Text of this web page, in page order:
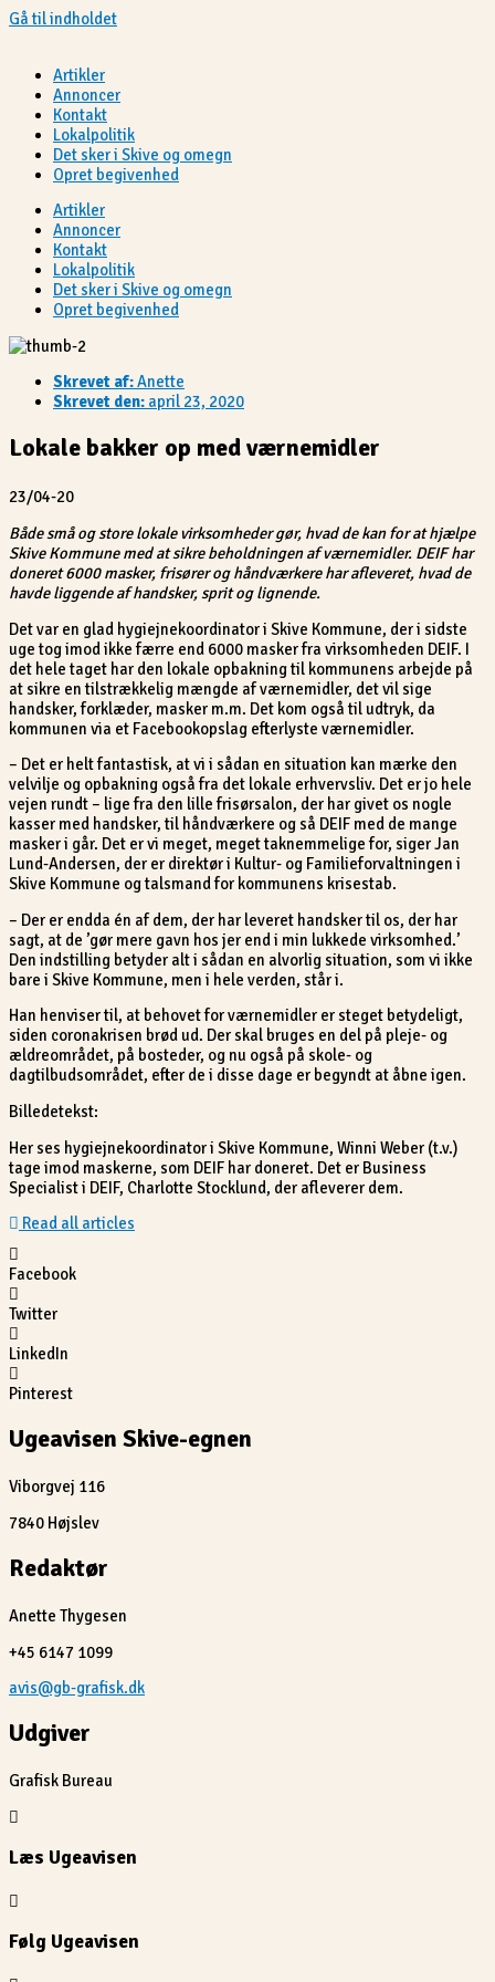
Gå til indholdet
Artikler
Annoncer
Kontakt
Lokalpolitik
Det sker i Skive og omegn
Opret begivenhed
Artikler
Annoncer
Kontakt
Lokalpolitik
Det sker i Skive og omegn
Opret begivenhed
Skrevet af:Anette
Skrevet den: april 23, 2020
Lokale bakker op med værnemidler
23/04-20
Både små og store lokale virksomheder gør, hvad de kan for at hjælpe
Skive Kommune med at sikre beholdningen af værnemidler. DEIF har
doneret 6000 masker, frisører og håndværkere har afleveret, hvad de
havde liggende af handsker, sprit og lignende.
Det var en glad hygiejnekoordinator i Skive Kommune, der i sidste
uge tog imod ikke færre end 6000 masker fra virksomheden DEIF. I
det hele taget har den lokale opbakning til kommunens arbejde på
at sikre en tilstrækkelig mængde af værnemidler, det vil sige
handsker, forklæder, masker m.m. Det kom også til udtryk, da
kommunen via et Facebookopslag efterlyste værnemidler.
– Det er helt fantastisk, at vi i sådan en situation kan mærke den
velvilje og opbakning også fra det lokale erhvervsliv. Det er jo hele
vejen rundt – lige fra den lille frisørsalon, der har givet os nogle
kasser med handsker, til håndværkere og så DEIF med de mange
masker i går. Det er vi meget, meget taknemmelige for, siger Jan
Lund-Andersen, der er direktør i Kultur- og Familieforvaltningen i
Skive Kommune og talsmand for kommunens krisestab.
– Der er endda én af dem, der har leveret handsker til os, der har
sagt, at de ’gør mere gavn hos jer end i min lukkede virksomhed.’
Den indstilling betyder alt i sådan en alvorlig situation, som vi ikke
bare i Skive Kommune, men i hele verden, står i.
Han henviser til, at behovet for værnemidler er steget betydeligt,
siden coronakrisen brød ud. Der skal bruges en del på pleje- og
ældreområdet, på bosteder, og nu også på skole- og
dagtilbudsområdet, efter de i disse dage er begyndt at åbne igen.
Billedetekst:
Her ses hygiejnekoordinator i Skive Kommune, Winni Weber (t.v.)
tage imod maskerne, som DEIF har doneret. Det er Business
Specialist i DEIF, Charlotte Stocklund, der afleverer dem.
Read all articles
Facebook
Twitter
LinkedIn
Pinterest
Ugeavisen Skive-egnen
Viborgvej 116
7840 Højslev
Redaktør
Anette Thygesen
+45 6147 1099
avis@gb-grafisk.dk
Udgiver
Grafisk Bureau
Læs Ugeavisen
Følg Ugeavisen